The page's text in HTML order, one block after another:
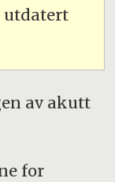
utdatert
av akutt
for